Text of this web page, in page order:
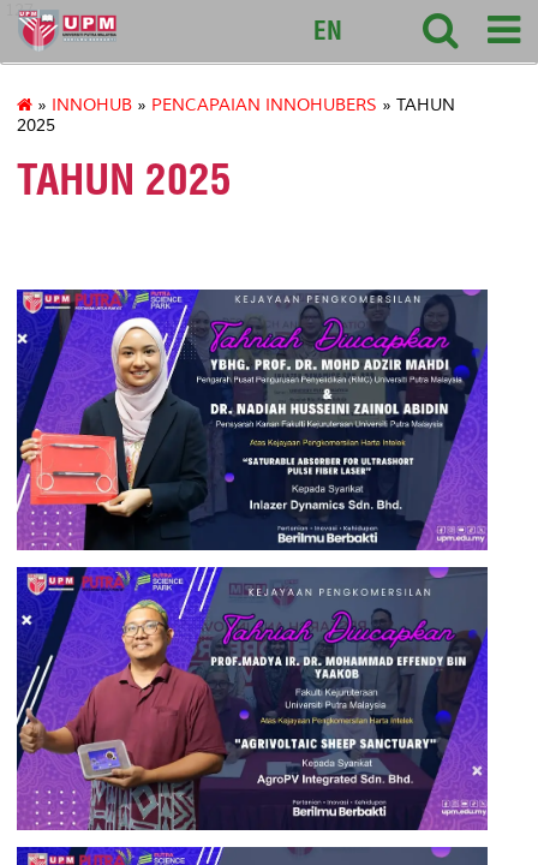
127
EN
» INNOHUB » PENCAPAIAN INNOHUBERS » TAHUN
2025
TAHUN 2025